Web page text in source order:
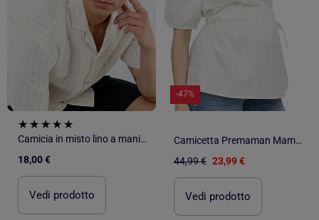
Camicia in misto lino a maniche corte
18,00 €
Vedi prodotto
-47%
Camicetta Premaman Mamalicious
44,99 € 23,99 €
Vedi prodotto